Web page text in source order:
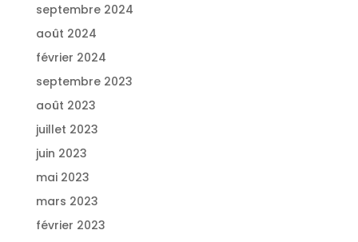
septembre 2024
août 2024
février 2024
septembre 2023
août 2023
juillet 2023
juin 2023
mai 2023
mars 2023
février 2023